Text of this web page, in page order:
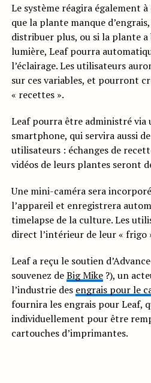
Le système réagira également à
que la plante manque
distribuer plus, ou si la plante a
lumière, Leaf pourra
l’éclairage. Les utilisateurs
sur ces variables, et pourront
« recettes ».
Leaf pourra être administré via
smartphone, qui servira aussi
utilisateurs : échanges de
vidéos de leurs plantes seront
Une mini-caméra sera
l’appareil et enregistrera
timelapse de la culture. Les
direct l’intérieur de leur « frigo
Leaf a reçu le soutien
souvenez deBig Mike?), un
l’industrie des engrais pour le
fournira les engrais pour Leaf,
individuellement pour être
cartouches d’imprimantes.